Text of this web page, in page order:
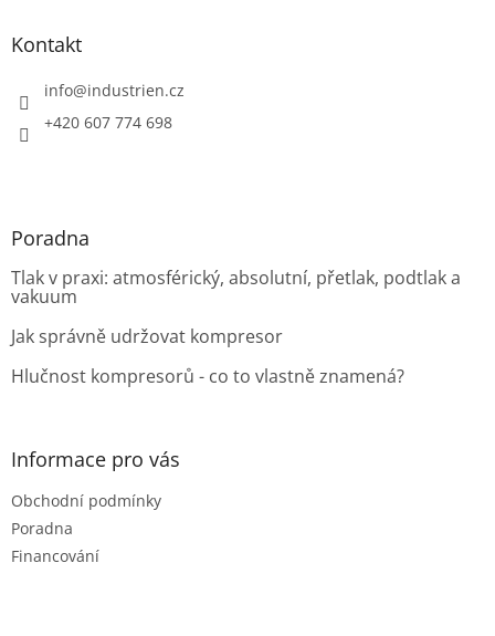
Kontakt
info@industrien.cz
+420 607 774 698
Poradna
Tlak v praxi: atmosférický, absolutní, přetlak, podtlak a
vakuum
Jak správně udržovat kompresor
Hlučnost kompresorů - co to vlastně znamená?
Informace pro vás
Obchodní podmínky
Poradna
Financování